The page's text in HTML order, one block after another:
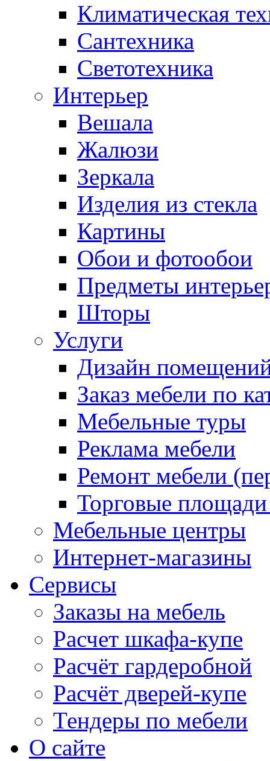
Климатическая
Сантехника
Светотехника
Интерьер
Вешала
Жалюзи
Зеркала
Изделия из стекла
Картины
Обои и фотообои
Предметы
Шторы
Услуги
Дизайн
Заказ мебели по
Мебельные туры
Реклама мебели
Ремонт мебели
Торговые
Мебельные центры
Интернет-магазины
Сервисы
Заказы на мебель
Расчет шкафа-купе
Расчёт гардеробной
Расчёт дверей-купе
Тендеры по мебели
О сайте